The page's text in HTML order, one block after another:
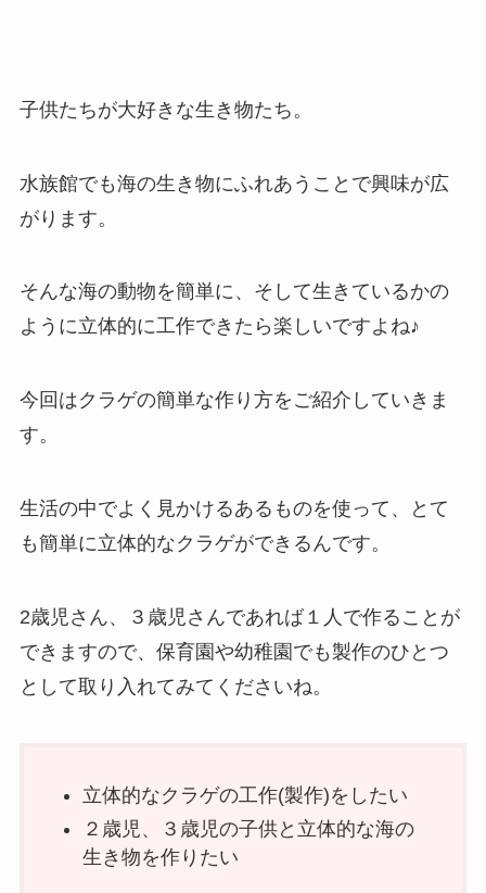
子供たちが大好きな生き物たち。
水族館でも海の生き物にふれあうことで興味が広
がります。
そんな海の動物を簡単に、そして生きているかの
ように立体的に工作できたら楽しいですよね♪
今回はクラゲの簡単な作り方をご紹介していきま
す。
生活の中でよく見かけるあるものを使って、とて
も簡単に立体的なクラゲができるんです。
2歳児さん、３歳児さんであれば１人で作ることが
できますので、保育園や幼稚園でも製作のひとつ
として取り入れてみてくださいね。
立体的なクラゲの工作(製作)をしたい
２歳児、３歳児の子供と立体的な海の
生き物を作りたい